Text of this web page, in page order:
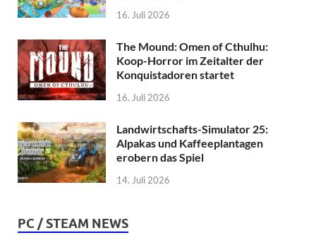
16. Juli 2026
The Mound: Omen of Cthulhu:
Koop-Horror im Zeitalter der
Konquistadoren startet
16. Juli 2026
Landwirtschafts-Simulator 25:
Alpakas und Kaffeeplantagen
erobern das Spiel
14. Juli 2026
PC / STEAM NEWS